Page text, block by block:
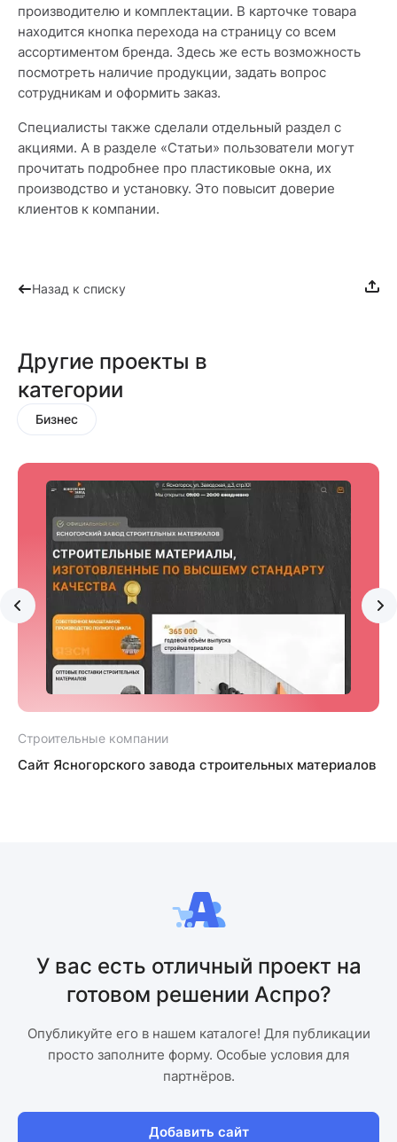
производителю и комплектации. В карточке товара
находится кнопка перехода на страницу со всем
ассортиментом бренда. Здесь же есть возможность
посмотреть наличие продукции, задать вопрос
сотрудникам и оформить заказ.
Специалисты также сделали отдельный раздел с
акциями. А в разделе «Статьи» пользователи могут
прочитать подробнее про пластиковые окна, их
производство и установку. Это повысит доверие
клиентов к компании.
Назад к списку
Другие проекты в
категории
Бизнес
Строительные компании
Сайт Ясногорского завода строительных материалов
У вас есть отличный проект на
готовом решении Аспро?
Опубликуйте его в нашем каталоге! Для публикации
просто заполните форму. Особые условия для
партнёров.
Добавить сайт